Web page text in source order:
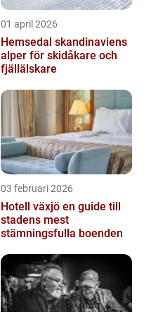
01 april 2026
Hemsedal skandinaviens
alper för skidåkare och
fjällälskare
03 februari 2026
Hotell växjö en guide till
stadens mest
stämningsfulla boenden